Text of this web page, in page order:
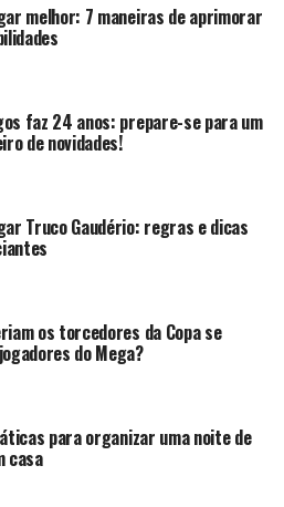
jogos
as crianças
uma rua, quintal ou pátio de
#pasmeGenZ
dos jogos eletrônicos, é
que não brincou de pega-
o que prova que os
não são apenas
culturais, transmitidas de
melhor: 7 maneiras de aprimorar
faz 24 anos: prepare-se para um
de novidades!
Truco Gaudério: regras e dicas
os torcedores da Copa se
do Mega?
para organizar uma noite de
casa